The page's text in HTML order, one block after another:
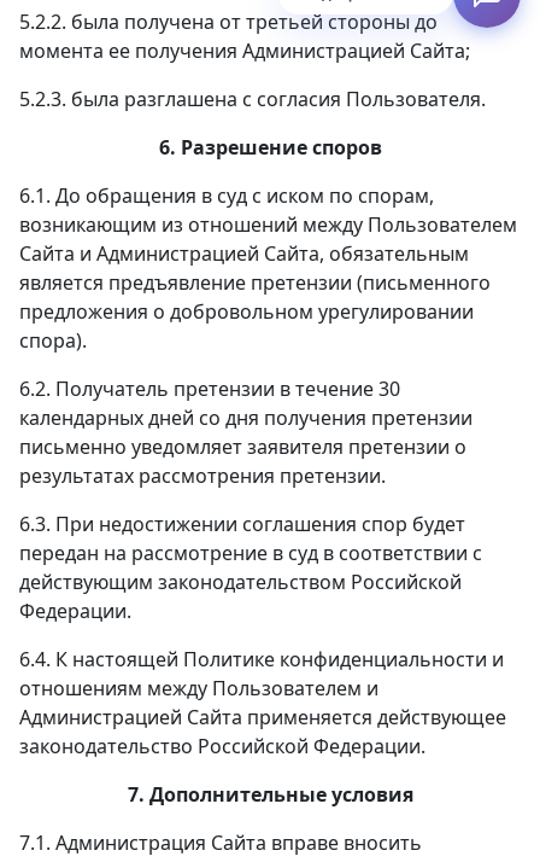
5.2.2. была получена от третьей стороны до
момента ее получения Администрацией Сайта;
5.2.3. была разглашена с согласия Пользователя.
6. Разрешение споров
6.1. До обращения в суд с иском по спорам,
возникающим из отношений между Пользователем
Сайта и Администрацией Сайта, обязательным
является предъявление претензии (письменного
предложения о добровольном урегулировании
спора).
6.2. Получатель претензии в течение 30
календарных дней со дня получения претензии
письменно уведомляет заявителя претензии о
результатах рассмотрения претензии.
6.3. При недостижении соглашения спор будет
передан на рассмотрение в суд в соответствии с
действующим законодательством Российской
Федерации.
6.4. К настоящей Политике конфиденциальности и
отношениям между Пользователем и
Администрацией Сайта применяется действующее
законодательство Российской Федерации.
7. Дополнительные условия
7.1. Администрация Сайта вправе вносить